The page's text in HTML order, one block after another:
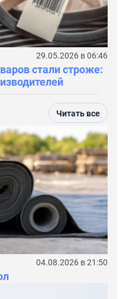
29.05.2026 в 06:46
стали строже:
Читать все
04.08.2026 в 21:50